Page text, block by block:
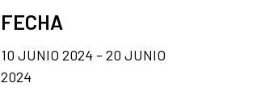
FECHA
10 JUNIO 2024 - 20 JUNIO
2024